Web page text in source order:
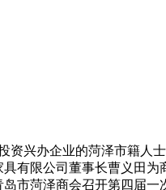
资兴办企业的菏泽市籍
有限公司董事长曹义田
市菏泽商会召开第四届